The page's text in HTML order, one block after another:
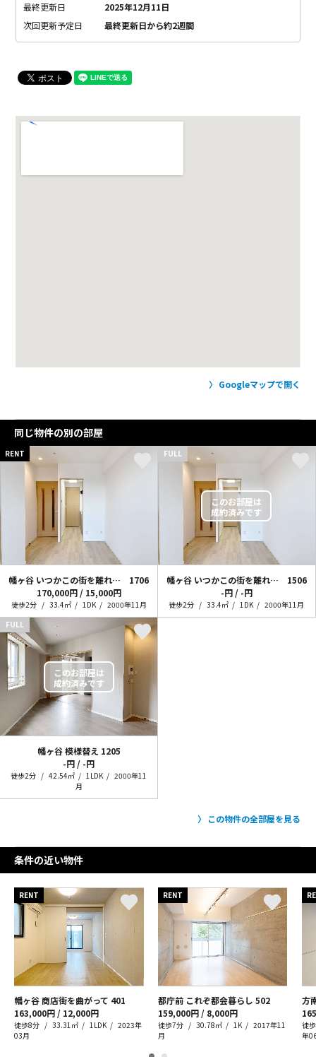
最終更新日
2025年12月11日
次回更新予定日
最終更新日から約2週間
Googleマップで開く
同じ物件の別の部屋
RENT
幡ヶ谷 いつかこの街を離れても
1706
170,000円 / 15,000円
徒歩2分 33.4㎡ 1DK 2000年11月
FULL
幡ヶ谷 いつかこの街を離れても
1506
-円 / -円
徒歩2分 33.4㎡ 1DK
2000年11月
FULL
幡ヶ谷 模様替え 1205
-円 / -円
徒歩2分 42.54㎡ 1LDK
2000年11
月
この物件の全部屋を見る
条件の近い物件
RENT
幡ヶ谷 商店街を曲がって 401
163,000円 / 12,000円
徒歩8分 33.31㎡ 1LDK
2023年
03月
RENT
都庁前 これぞ都会暮らし 502
159,000円 / 8,000円
徒歩7分 30.78㎡ 1K
2017年11
月
方
徒
年